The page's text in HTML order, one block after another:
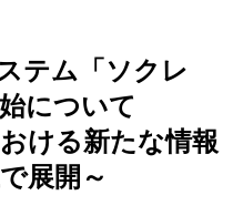
テム「ソクレ
について
ける新たな情報
展開～